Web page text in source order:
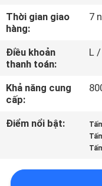
MÁY
KIỂM
SOÁT
CHẤT
LƯỢNG
HỆ
Thời gian giao
hàng:
7
Điều khoản
thanh toán:
L
Khả năng cung
cấp:
Điểm nổi bật: